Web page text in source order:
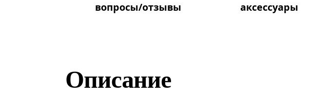
вопросы/отзывы аксессуары
Описание